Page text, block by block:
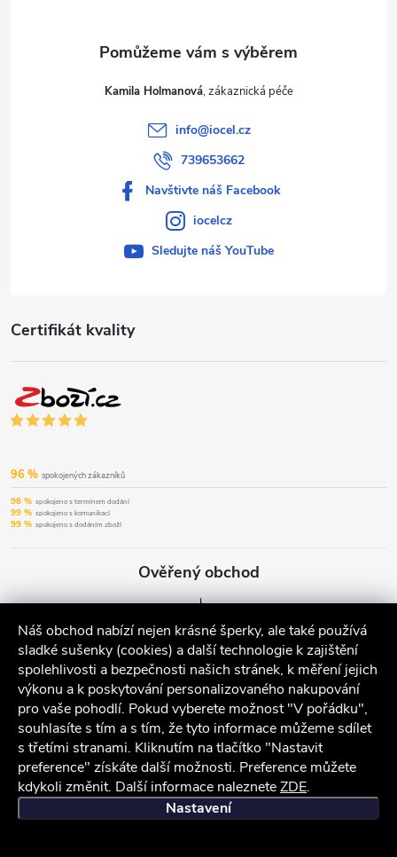
Náš obchod nabízí nejen krásné šperky, ale také používá
sladké sušenky (cookies) a další technologie k zajištění
spolehlivosti a bezpečnosti našich stránek, k měření jejich
výkonu a k poskytování personalizovaného nakupování
pro vaše pohodlí. Pokud vyberete možnost "V pořádku",
souhlasíte s tím a s tím, že tyto informace můžeme sdílet
s třetími stranami. Kliknutím na tlačítko "Nastavit
preference" získáte další možnosti. Preference můžete
kdykoli změnit. Další informace nalezneteZDE.
Nastavení
Certifikát kvality
96 % spokojených zákazníků
98 % spokojeno s termínem dodání
99 % spokojeno s komunikací
99 % spokojeno s dodáním zboží
Ověřený obchod
Kamila Holmanová
info@iocel.cz
739653662
Navštivte náš Facebook
iocelcz
Sledujte náš YouTube
iocel.cz Obchodní podmínky Ochrana osobních údajů